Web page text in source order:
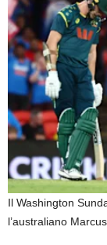
Il Washington
l’australiano